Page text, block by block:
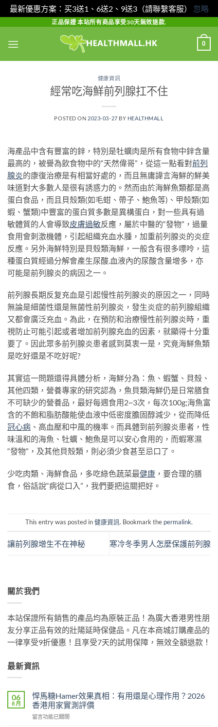
最新優惠方案：买3送1、6送2、9送3（請聯繫客服） 忽略
content
正品保證 本站所有商品享受30天無效退款.
0
健康資訊
經常吃海鮮前列腺扛不住
POSTED ON 2023-03-27 BY HEALTHMALL
海產品中含有豐富的鋅，特別是牡蠣肉是所有食物中鋅含量
最高的，被譽為飲食物中的“天然偉哥”，從這一點看對前列
腺炎的康復治療是有相當好處的，而且無庸諱言海鮮的鮮美
味道對大多數人是很有誘惑力的。然而由於海鮮魚類都是高
蛋白食品，而且貝殼類(如毛蚶、帶子、鮑魚等)、甲殼類(如
蝦、蟹類)中豐富的蛋白質多數是異構蛋白，對一些具有過
敏體質的人會導致皮膚過敏反應，屬於中醫的“發物”，過量
食用會刺激機體，引起組織充血水腫，加重前列腺炎的炎症
反應。另外海鮮特別是貝殼類海鮮，一般含有很多嘌呤，這
種蛋白質經過分解會產生尿酸.血液內的尿酸含量增多，亦
可能是前列腺炎的病因之一。
前列腺長期反复充血是引起慢性前列腺炎的原因之一，同時
無論是細菌性還是無菌性前列腺炎，發生炎症的前列腺組織
又都會廣泛充血。為此，在預防和治療慢性前列腺炎時，重
視防止可能引起或者增加前列腺充血的因素，就顯得十分重
要了。因此眾多前列腺炎患者感到莫衷一是，究竟海鮮魚類
是吃好還是不吃好呢?
其實這一問題還得具體分析，海鮮分為：魚、蝦蟹、貝殼、
其他四類，營養專家的研究認為，魚貝類海鮮仍是日常膳食
不可缺少的營養品，最好每週食用2~3次，每次100g;海魚富
含的不飽和脂肪酸能使血液中低密度膽固醇減少，從而降低
冠心病 、高血壓和中風的機率。而具體到前列腺炎患者，性
味溫和的海魚、牡蠣、鮑魚是可以安心食用的，而蝦寒濕
“發物”，及其他貝殼類，則必須少食甚至忌口了。
少吃肉類、海鮮食品，多吃綠色蔬菜最健康 ，要合理的膳
食，俗話說“病從口入”，我們要把這關把好。
This entry was posted in健康資訊. Bookmark the permalink.
讓前列腺增生不在神秘 寒冷冬季男人怎麼保護前列腺
關於我們
本站保證所有銷售的產品均為原裝正品！為廣大香港男性朋
友分享正品有效的壯陽延時保健品。凡在本商城訂購產品的
一律享受9折優惠！且享受7天的試用保障，無效全額退款！
最新資訊
06
8 月
悍馬糖Hamer效果真相：有用還是心理作用？2026
香港用家實測評價
在
留言功能已關閉